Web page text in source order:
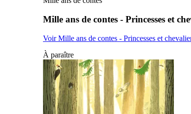
Mille ans de contes - Princesses et
Voir Mille ans de contes - Princesses et
À paraître